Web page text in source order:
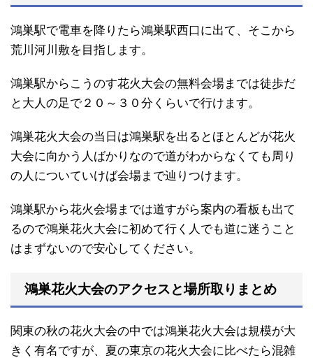
鴻巣駅で電車を降りたら鴻巣駅西口に出て、そこから
荒川河川敷を目指します。
鴻巣駅からこうのす花火大会の無料会場までは徒歩だ
と大人の足で２０～３０分くらいで行けます。
鴻巣花火大会の当日は鴻巣駅を出るとほとんどが花火
大会に向かう人ばかりなので道がわからなくても周り
の人についていけば会場まで辿りつけます。
鴻巣駅から花火会場までは道すがら案内の看板も出て
るので鴻巣花火大会に初めて行く人でも道に迷うこと
はまずないので安心してください。
鴻巣花火大会のアクセスと場所取りまとめ
関東の秋の花火大会の中では鴻巣花火大会は規模が大
きく有名ですが、夏の東京の花火大会に比べたら混雑